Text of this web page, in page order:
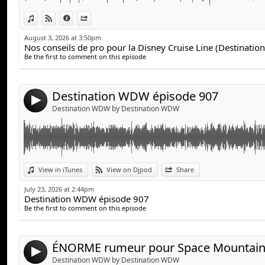
View in iTunes
View on Djpod
Information
En plus, nous partageons nos propres expériences
recueillies lors de nos nombreuses croisières.
Bonne écoute!
August 3, 2026 at 3:50pm
Nos conseils de pro pour la Disney Cruise Line
Be the first to comment on this episode
4 Destination WDW épisode 907
Destination WDW by Destination WDW
View in iTunes View on Djpod Share
Link:
Widget:
Share:
July 23, 2026 at 2:44pm
Destination WDW épisode 907
Be the first to comment on this episode
4 Destination WDW by Destination WDW
Link:
Widget:
Share:
Une énorme rumeur concernant Space Mountain.
enfin en vente. Un tout nouveau restaurant signé
nouveautés à Epic Universe… Cette semaine, il y a
couvrir!
rumeurs qui font présentement réagir les amateurs